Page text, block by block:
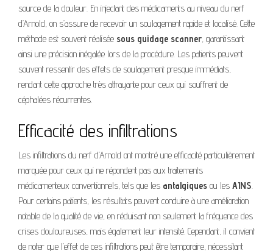
source de la douleur. En injectant des médicaments au niveau du nerf
d’Arnold, on s’assure de recevoir un soulagement rapide et localisé. Cette
méthode est souvent réalisée sous guidage scanner, garantissant
ainsi une précision inégalée lors de la procédure. Les patients peuvent
souvent ressentir des effets de soulagement presque immédiats,
rendant cette approche très attrayante pour ceux qui souffrent de
céphalées récurrentes.
Efficacité des infiltrations
Les infiltrations du nerf d’Arnold ont montré une efficacité particulièrement
marquée pour ceux qui ne répondent pas aux traitements
médicamenteux conventionnels, tels que les antalgiques ou les AINS.
Pour certains patients, les résultats peuvent conduire à une amélioration
notable de la qualité de vie, en réduisant non seulement la fréquence des
crises douloureuses, mais également leur intensité. Cependant, il convient
de noter que l’effet de ces infiltrations peut être temporaire, nécessitant